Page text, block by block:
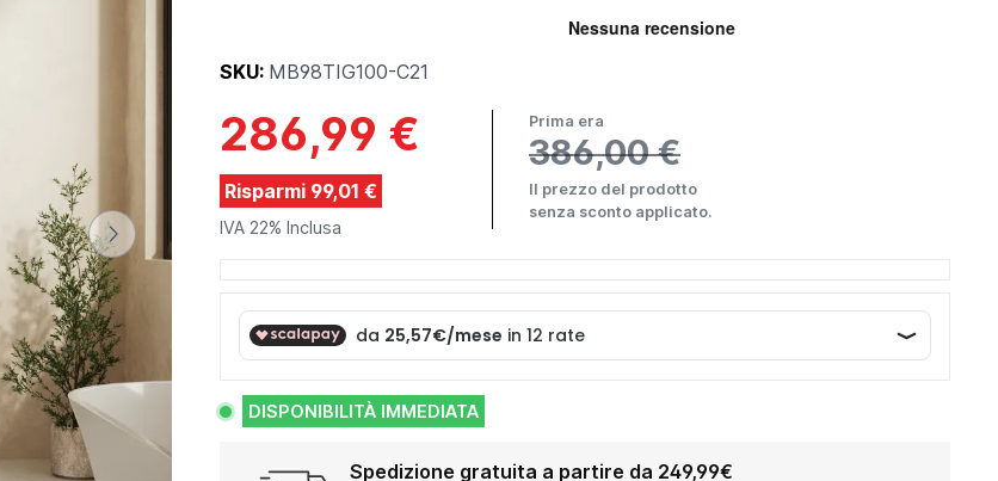
SKU: MB98TIG100-C21
286,99 €
Risparmi 99,01 €
Prima era
386,00 €
Il prezzo del prodotto
senza sconto applicato.
IVA 22% Inclusa
DISPONIBILITÀ IMMEDIATA
Spedizione gratuita a partire da 249,99€